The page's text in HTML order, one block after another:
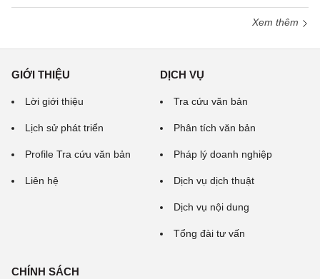
Xem thêm
GIỚI THIỆU
Lời giới thiệu
Lịch sử phát triển
Profile Tra cứu văn bản
Liên hệ
DỊCH VỤ
Tra cứu văn bản
Phân tích văn bản
Pháp lý doanh nghiệp
Dịch vụ dịch thuật
Dịch vụ nội dung
Tổng đài tư vấn
CHÍNH SÁCH